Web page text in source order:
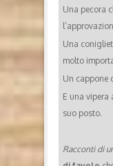
Una pecora
Una
molto
Un cappone
E una vipera
suo posto.
Racconti di